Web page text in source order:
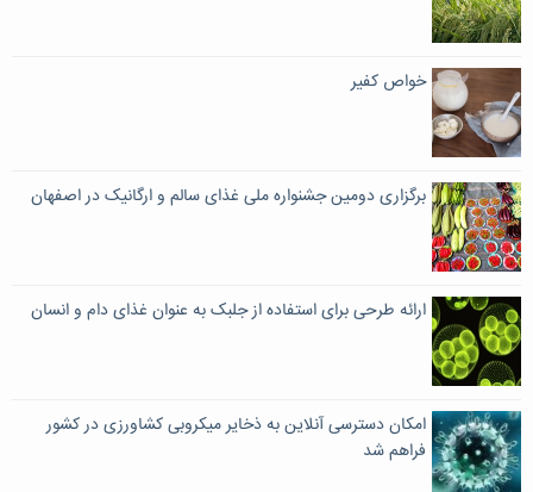
خواص کفیر
برگزاری دومین جشنواره ملی غذای سالم و ارگانیک در اصفهان
ارائه طرحی برای استفاده از جلبک به عنوان غذای دام و انسان
امکان دسترسی آنلاین به ذخایر میکروبی کشاورزی در کشور
فراهم شد